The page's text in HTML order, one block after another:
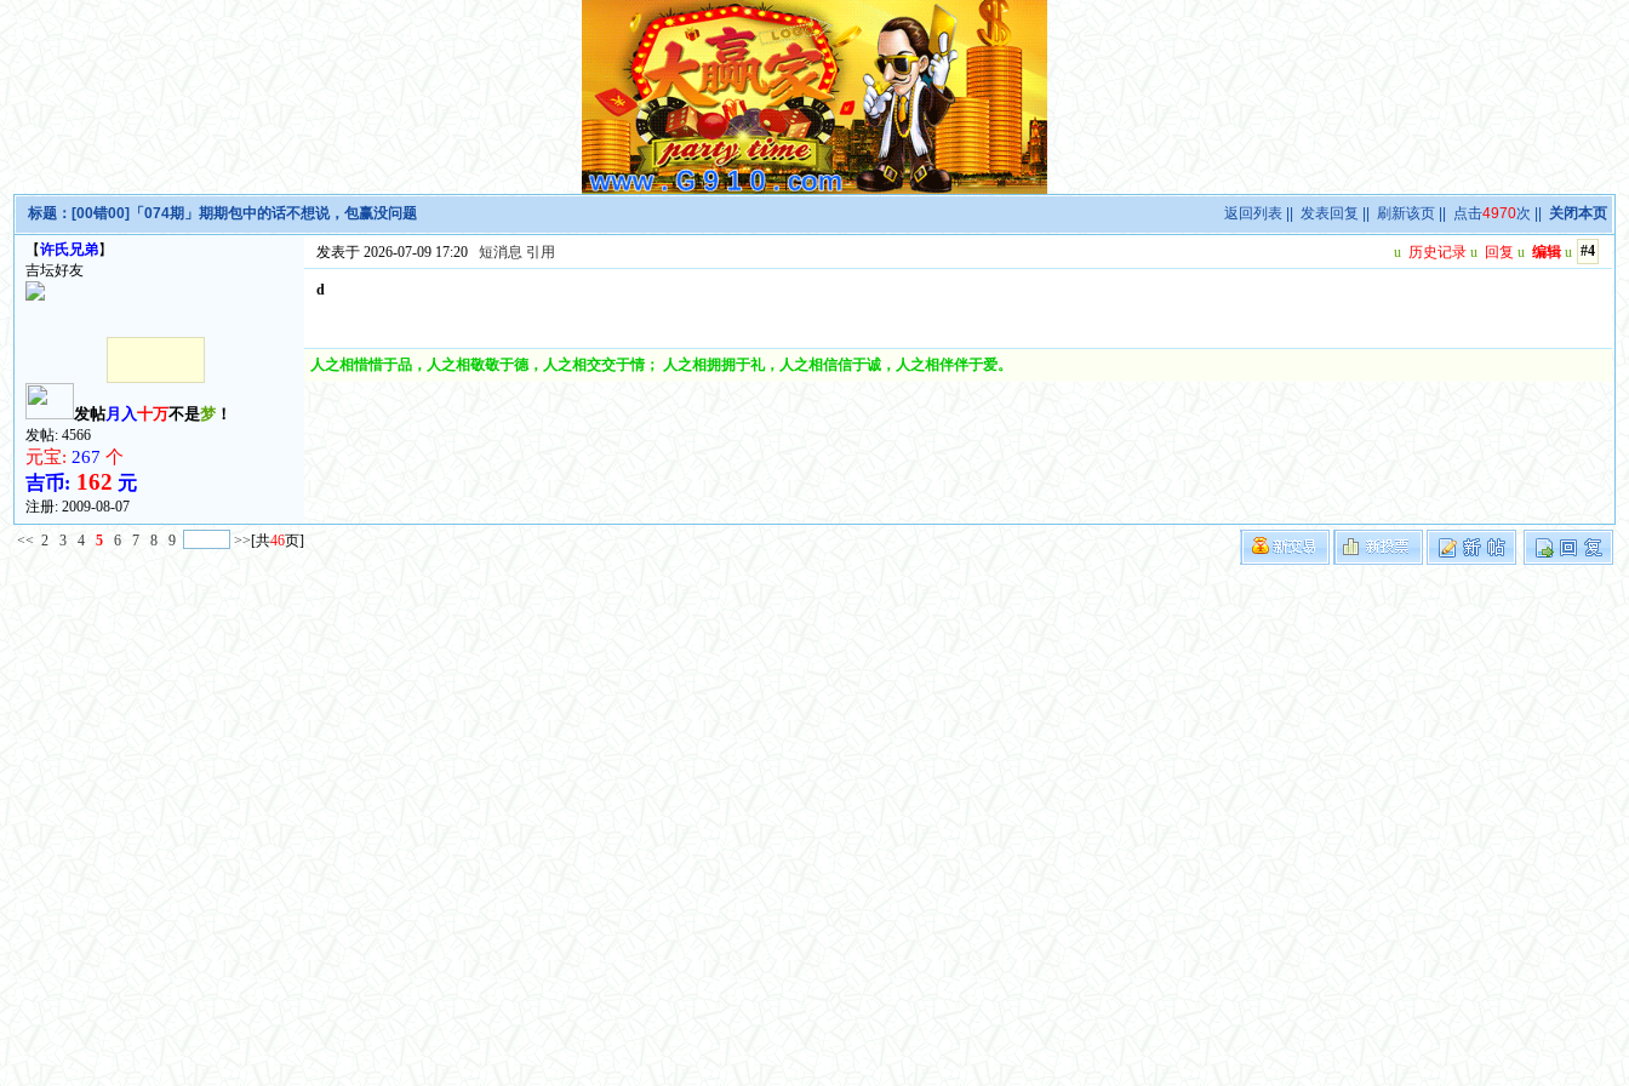
返回列表 ||发表回复 ||刷新该页 || 点击4970次 || 关闭本页
标题： [00错00]「074期」期期包中的话不想说，包赢没问题
【许氏兄弟】
吉坛好友
发帖月入十万不是梦 ！
发帖: 4566
元宝: 267个
吉币: 162 元
注册:2009-08-07
#4
u 历史记录 u 回复 u 编辑 u
发表于 2026-07-09 17:20短消息 引用
d
人之相惜惜于品，人之相敬敬于德，人之相交交于情； 人之相拥拥于礼，人之相信信于诚，人之相伴伴于爱。
<< 2 3 4 5 6 7 8 9 >>[共46页]